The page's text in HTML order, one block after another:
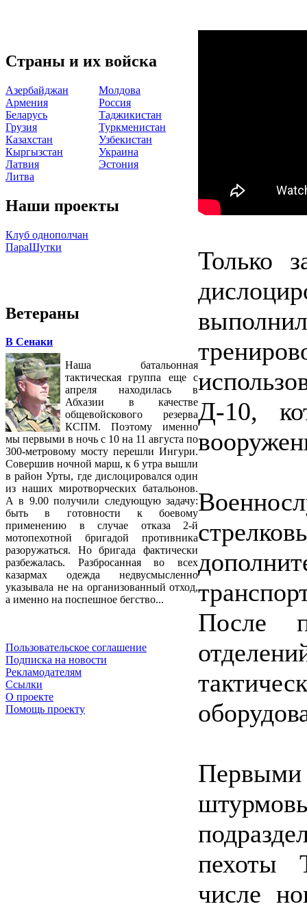
Страны и их войска
Азербайджан
Армения
Беларусь
Грузия
Казахстан
Кыргызстан
Латвия
Литва
Молдова
Россия
Таджикистан
Туркменистан
Узбекистан
Украина
Эстония
Наши проекты
Клуб однополчан
ПараШутки
Ветераны
В Сенаки
Наша батальонная
тактическая группа еще с
апреля находилась в
Абхазии в качестве
общевойскового резерва
КСПМ. Поэтому именно
мы первыми в ночь с 10 на 11 августа по
300-метровому мосту перешли Ингури.
Совершив ночной марш, к 6 утра вышли
в район Урты, где дислоцировался один
из наших миротворческих батальонов.
А в 9.00 получили следующую задачу:
быть в готовности к боевому
применению в случае отказа 2-й
мотопехотной бригадой противника
разоружаться. Но бригада фактически
разбежалась. Разбросанная во всех
казармах одежда недвусмысленно
указывала не на организованный отход,
а именно на поспешное бегство...
Пользовательское соглашение
Подписка на новости
Рекламодателям
Ссылки
О проекте
Помощь проекту
Только
Д-10,
После
пехоты
числе